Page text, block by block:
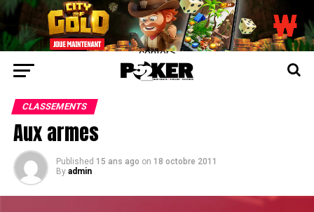
center>
CLASSEMENTS
Aux armes
Published 15 ans ago on 18 octobre 2011
By admin